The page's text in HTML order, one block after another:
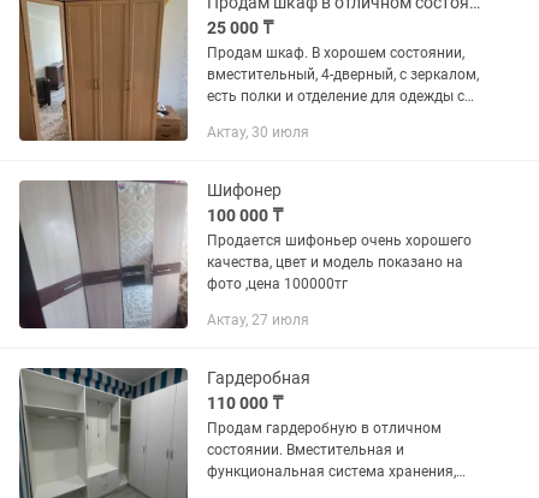
25 000 ₸
Продам шкаф. В хорошем состоянии,
вместительный, 4-дверный, с зеркалом,
есть полки и отделение для одежды с
исправны. Самовывоз.
Актау, 30 июля
Шифонер
100 000 ₸
Продается шифоньер очень хорошего
качества, цвет и модель показано на
фото ,цена 100000тг
Актау, 27 июля
Гардеробная
110 000 ₸
Продам гардеробную в отличном
состоянии. Вместительная и
функциональная система хранения,